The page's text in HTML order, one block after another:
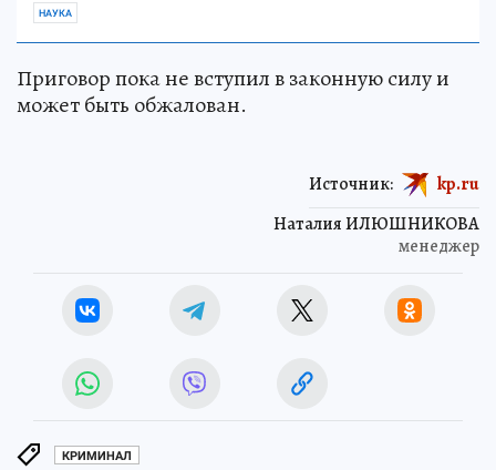
НАУКА
Приговор пока не вступил в законную силу и
может быть обжалован.
Наталия ИЛЮШНИКОВА
менеджер
Источник: kp.ru
КРИМИНАЛ